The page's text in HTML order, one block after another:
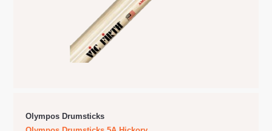
Olympos Drumsticks